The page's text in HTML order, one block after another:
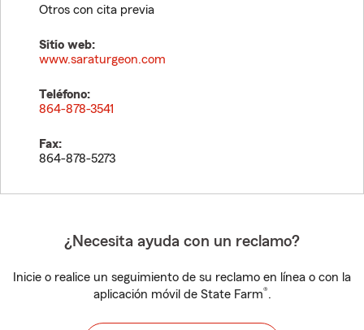
Otros con cita previa
Sitio web:
www.saraturgeon.com
Teléfono:
864-878-3541
Fax:
864-878-5273
¿Necesita ayuda con un reclamo?
Inicie o realice un seguimiento de su reclamo en línea o con la
aplicación móvil de State Farm®.